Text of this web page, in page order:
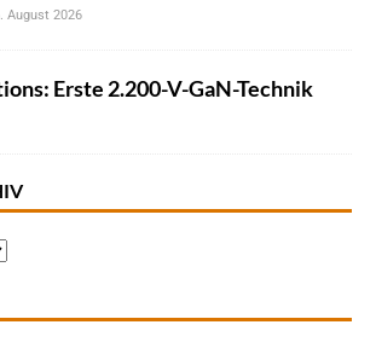
August 2026
Erste 2.200-V-GaN-Technik